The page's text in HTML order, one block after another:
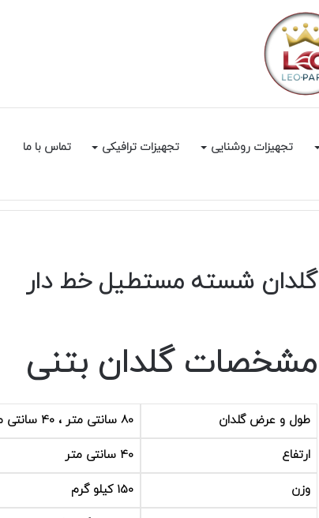
تجهیزات روشنایی تجهیزات ترافیکی تماس با ما
گلدان شسته مستطیل خط دار
مشخصات گلدان بتنی
طول و عرض گلدان 80 سانتی متر ، 40 سانتی متر
ارتفاع 40 سانتی متر
وزن 150 کیلو گرم